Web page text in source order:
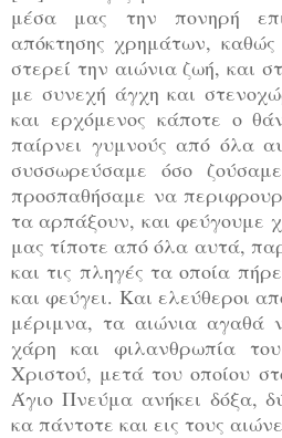
μέσα μας την πονηρή
απόκτησης χρημάτων,
στερεί την αιώνια ζωή, και
με συνεχή άγχη και
και ερχόμενος κάποτε ο
παίρνει γυμνούς από όλα
συσσωρεύσαμε όσο
προσπαθήσαμε να
τα αρπάξουν, και φεύγουμε
μας τίποτε από όλα αυτά,
και τις πληγές τα οποία
και φεύγει. Και ελεύθεροι
μέριμνα, τα αιώνια αγαθά
χάρη και φιλανθρωπία
Χριστού, μετά του οποίου
Άγιο Πνεύμα ανήκει δόξα,
κα πάντοτε και εις τους